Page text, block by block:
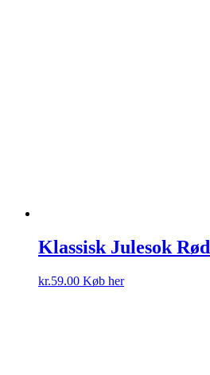
Klassisk Julesok Rød
kr.59.00 Køb her